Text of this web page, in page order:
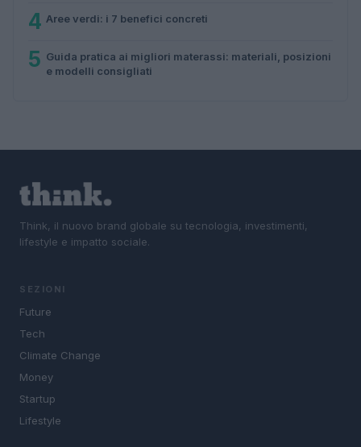
4 Aree verdi: i 7 benefici concreti
5 Guida pratica ai migliori materassi: materiali, posizioni
e modelli consigliati
Think, il nuovo brand globale su tecnologia, investimenti,
lifestyle e impatto sociale.
SEZIONI
Future
Tech
Climate Change
Money
Startup
Lifestyle